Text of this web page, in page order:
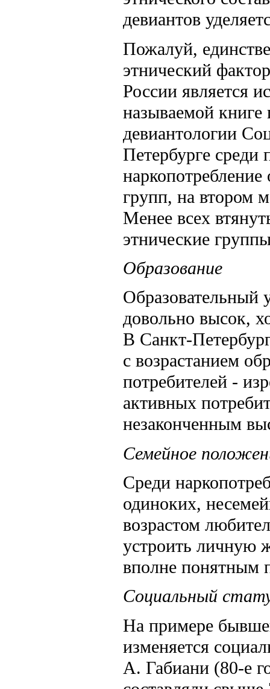
девиантов
Пожалуй,
этнический
России является
называемой книге
девиантологии
Петербурге среди
групп, на втором
Менее всех
этнические
Образование
Образовательный
довольно высок,
В Санкт-
с возрастанием
потребителей -
активных
незаконченным
Семейное
Среди
одиноких,
возрастом
устроить личную
вполне понятным
Социальный
На примере
изменяется
А. Габиани (80-е